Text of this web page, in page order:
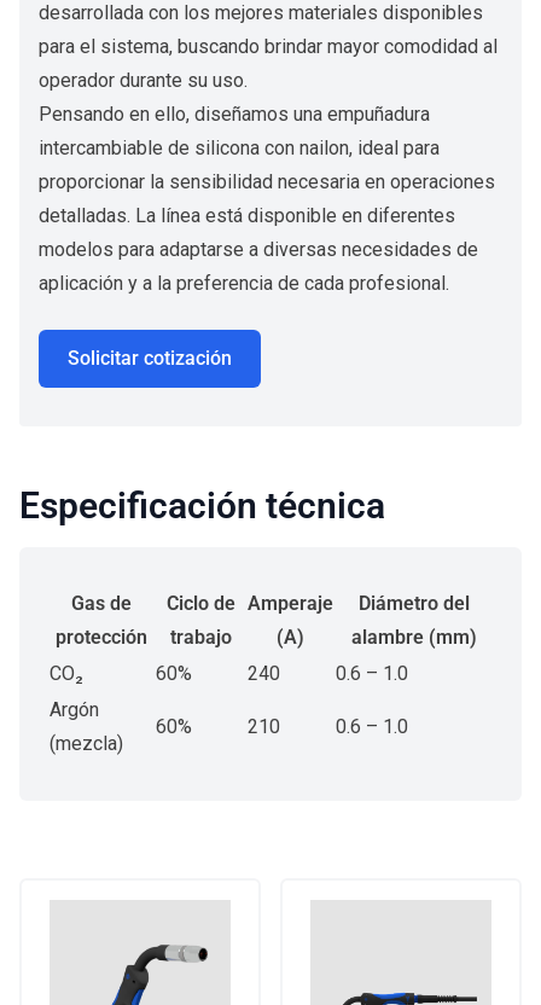
desarrollada con los mejores materiales disponibles
para el sistema, buscando brindar mayor comodidad al
operador durante su uso.
Pensando en ello, diseñamos una empuñadura
intercambiable de silicona con nailon, ideal para
proporcionar la sensibilidad necesaria en operaciones
detalladas. La línea está disponible en diferentes
modelos para adaptarse a diversas necesidades de
aplicación y a la preferencia de cada profesional.
Solicitar cotización
Especificación técnica
Gas de
protección
Ciclo de
trabajo
Amperaje
(A)
Diámetro del
alambre (mm)
CO₂
60% 240
0.6 – 1.0
Argón
(mezcla)
60% 210 0.6 – 1.0